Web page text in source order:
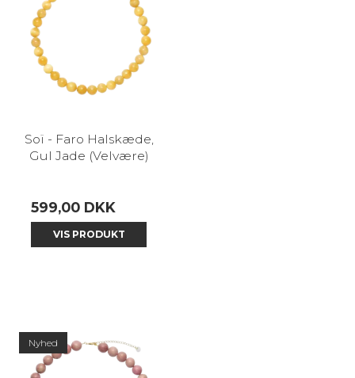
Soï - Faro Halskæde,
Gul Jade (Velvære)
599,00 DKK
VIS PRODUKT
Nyhed